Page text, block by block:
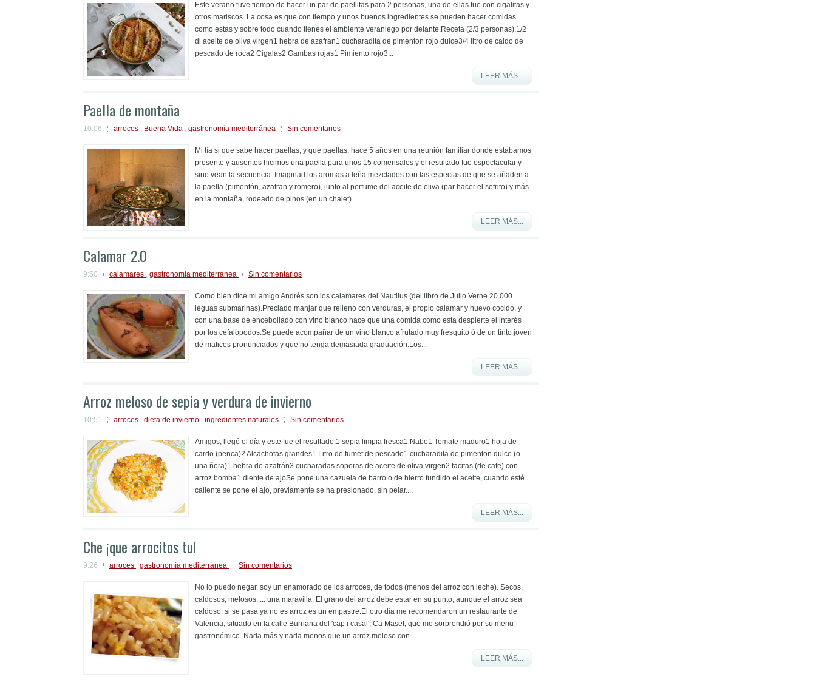
Este verano tuve tiempo de hacer un par de paellitas para 2 personas, una de ellas fue con cigalitas y
otros mariscos. La cosa es que con tiempo y unos buenos ingredientes se pueden hacer comidas
como estas y sobre todo cuando tienes el ambiente veraniego por delante.Receta (2/3 personas):1/2
dl aceite de oliva virgen1 hebra de azafran1 cucharadita de pimenton rojo dulce3/4 litro de caldo de
pescado de roca2 Cigalas2 Gambas rojas1 Pimiento rojo3...
LEER MÁS...
Paella de montaña
10:06 arroces , Buena Vida , gastronomía mediterránea Sin comentarios
Mi tía si que sabe hacer paellas, y que paellas, hace 5 años en una reunión familiar donde estabamos
presente y ausentes hicimos una paella para unos 15 comensales y el resultado fue espectacular y
sino vean la secuencia: Imaginad los aromas a leña mezclados con las especias de que se añaden a
la paella (pimentón, azafran y romero), junto al perfume del aceite de oliva (par hacer el sofrito) y más
en la montaña, rodeado de pinos (en un chalet)....
LEER MÁS...
Calamar 2.0
9:50 calamares , gastronomía mediterrànea Sin comentarios
Como bien dice mi amigo Andrés son los calamares del Nautilus (del libro de Julio Verne 20.000
leguas submarinas).Preciado manjar que relleno con verduras, el propio calamar y huevo cocido, y
con una base de encebollado con vino blanco hace que una comida como esta despierte el interés
por los cefalópodos.Se puede acompañar de un vino blanco afrutado muy fresquito ó de un tinto joven
de matices pronunciados y que no tenga demasiada graduación.Los...
LEER MÁS...
Arroz meloso de sepia y verdura de invierno
10:51 arroces , dieta de invierno , ingredientes naturales Sin comentarios
Amigos, llegó el día y este fue el resultado:1 sepia limpia fresca1 Nabo1 Tomate maduro1 hoja de
cardo (penca)2 Alcachofas grandes1 Litro de fumet de pescado1 cucharadita de pimenton dulce (o
una ñora)1 hebra de azafrán3 cucharadas soperas de aceite de oliva virgen2 tacitas (de cafe) con
arroz bomba1 diente de ajoSe pone una cazuela de barro o de hierro fundido el aceite, cuando esté
caliente se pone el ajo, previamente se ha presionado, sin pelar....
LEER MÁS...
Che ¡que arrocitos tu!
9:26 arroces , gastronomía mediterránea Sin comentarios
No lo puedo negar, soy un enamorado de los arroces, de todos (menos del arroz con leche). Secos,
caldosos, melosos, ... una maravilla. El grano del arroz debe estar en su punto, aunque el arroz sea
caldoso, si se pasa ya no es arroz es un empastre.El otro día me recomendaron un restaurante de
Valencia, situado en la calle Burriana del 'cap i casal', Ca Maset, que me sorprendió por su menu
gastronómico. Nada más y nada menos que un arroz meloso con...
LEER MÁS...